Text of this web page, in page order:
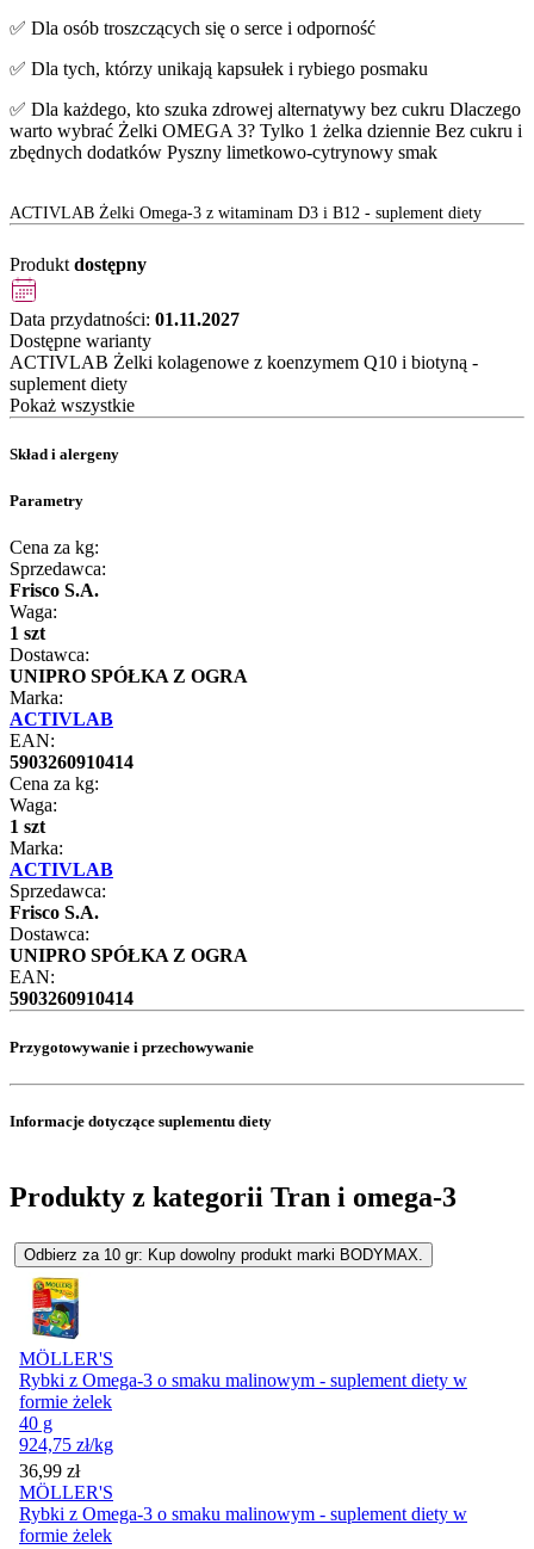
✅ Dla osób troszczących się o serce i odporność
✅ Dla tych, którzy unikają kapsułek i rybiego posmaku
✅ Dla każdego, kto szuka zdrowej alternatywy bez cukru Dlaczego
warto wybrać Żelki OMEGA 3? Tylko 1 żelka dziennie Bez cukru i
zbędnych dodatków Pyszny limetkowo-cytrynowy smak
ACTIVLAB Żelki Omega-3 z witaminam D3 i B12 - suplement diety
Produkt dostępny
Data przydatności: 01.11.2027
Dostępne warianty
ACTIVLAB Żelki kolagenowe z koenzymem Q10 i biotyną -
suplement diety
Pokaż wszystkie
Skład i alergeny
Parametry
Cena za kg:
Sprzedawca:
Frisco S.A.
Waga:
1 szt
Dostawca:
UNIPRO SPÓŁKA Z OGRA
Marka:
ACTIVLAB
EAN:
5903260910414
Cena za kg:
Waga:
1 szt
Marka:
ACTIVLAB
Sprzedawca:
Frisco S.A.
Dostawca:
UNIPRO SPÓŁKA Z OGRA
EAN:
5903260910414
Przygotowywanie i przechowywanie
Informacje dotyczące suplementu diety
Produkty z kategorii Tran i omega-3
Odbierz za 10 gr: Kup dowolny produkt marki BODYMAX.
MÖLLER'S
Rybki z Omega-3 o smaku malinowym - suplement diety w
formie żelek
40 g
924,75 zł/kg
Cena
36,99 zł
MÖLLER'S
Rybki z Omega-3 o smaku malinowym - suplement diety w
formie żelek